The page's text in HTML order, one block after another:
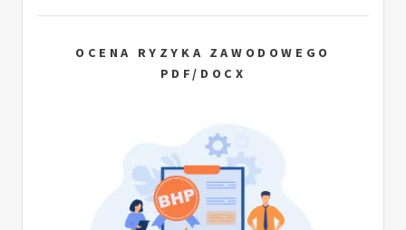
OCENA RYZYKA ZAWODOWEGO
PDF/DOCX